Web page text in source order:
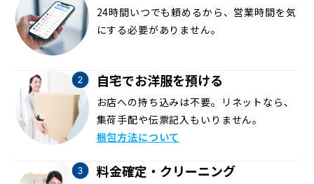
24時間いつでも頼めるから、営業時間を気
にする必要がありません。
自宅でお洋服を預ける
お店への持ち込みは不要。リネットなら、
集荷手配や伝票記入もいりません。
梱包方法について
料金確定・クリーニング